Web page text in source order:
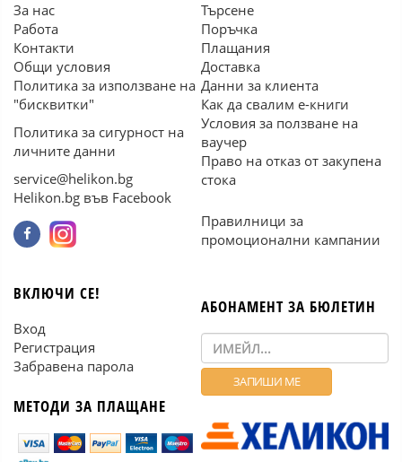
За нас
Работа
Контакти
Общи условия
Политика за използване на
"бисквитки"
Политика за сигурност на
личните данни
service@helikon.bg
Helikon.bg във Facebook
Търсене
Поръчка
Плащания
Доставка
Данни за клиента
Как да свалим е-книги
Условия за ползване на
ваучер
Право на отказ от закупена
стока
Правилници за
промоционални кампании
ВКЛЮЧИ СЕ!
Вход
Регистрация
Забравена парола
МЕТОДИ ЗА ПЛАЩАНЕ
АБОНАМЕНТ ЗА БЮЛЕТИН